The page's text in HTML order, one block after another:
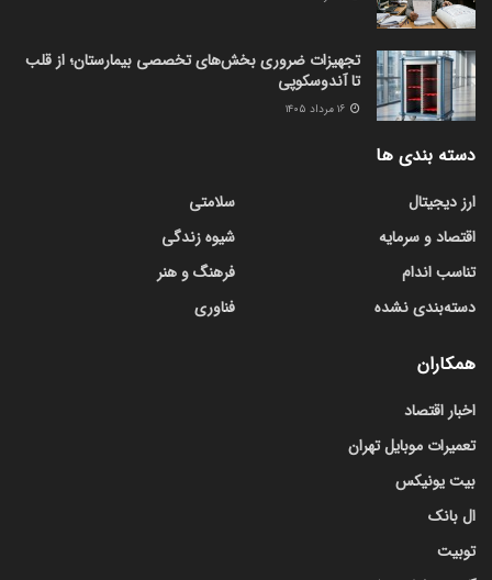
تجهیزات ضروری بخش‌های تخصصی بیمارستان؛ از قلب
تا آندوسکوپی
دسته بندی ها
ارز دیجیتال
اقتصاد و سرمایه
تناسب اندام
دسته‌بندی نشده
سلامتی
شیوه زندگی
فرهنگ و هنر
فناوری
همکاران
اخبار اقتصاد
تعمیرات موبایل تهران
بیت یونیکس
ال بانک
توبیت